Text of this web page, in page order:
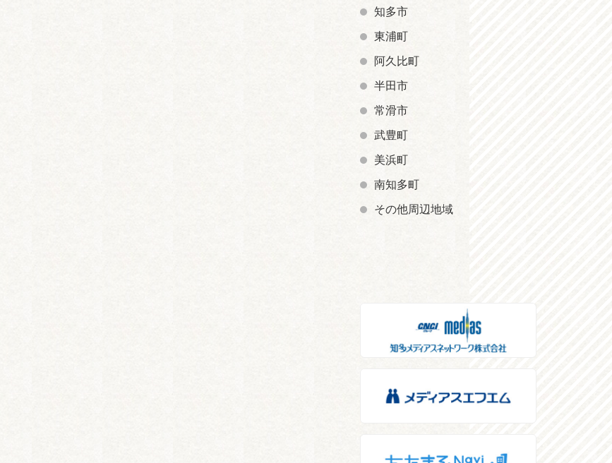
知多市
東浦町
阿久比町
半田市
常滑市
武豊町
美浜町
南知多町
その他周辺地域